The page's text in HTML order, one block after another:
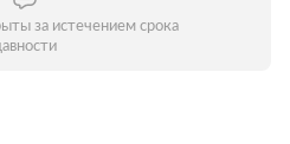
за истечением срока